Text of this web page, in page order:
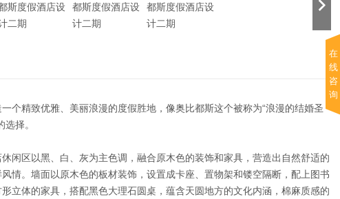
个精致优雅、美丽浪漫的度假胜地，像奥比都斯这个被称为“浪漫的结婚圣
择。
闲区以黑、白、灰为主色调，融合原木色的装饰和家具，营造出自然舒适的
情。墙面以原木色的板材装饰，设置成卡座、置物架和镂空隔断，配上图书
立体的家具，搭配黑色大理石圆桌，蕴含天圆地方的文化内涵，棉麻质感的
在
线
咨
询